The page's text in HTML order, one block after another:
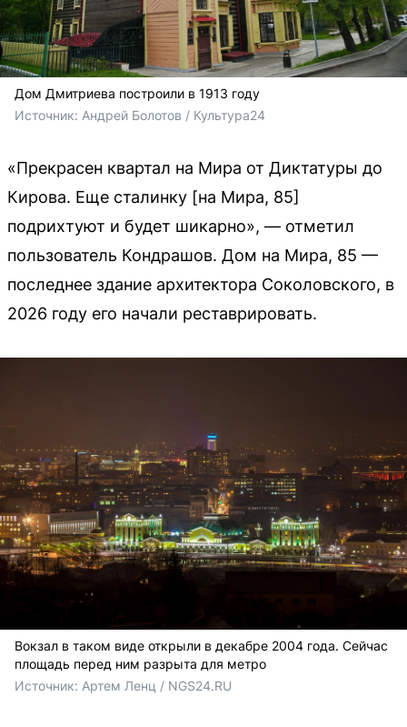
Дом Дмитриева построили в 1913 году
Источник: Андрей Болотов / Культура24
«Прекрасен квартал на Мира от Диктатуры до
Кирова. Еще сталинку [на Мира, 85]
подрихтуют и будет шикарно», — отметил
пользователь Кондрашов. Дом на Мира, 85 —
последнее здание архитектора Соколовского, в
2026 году его начали реставрировать.
Вокзал в таком виде открыли в декабре 2004 года. Сейчас
площадь перед ним разрыта для метро
Источник: Артем Ленц / NGS24.RU